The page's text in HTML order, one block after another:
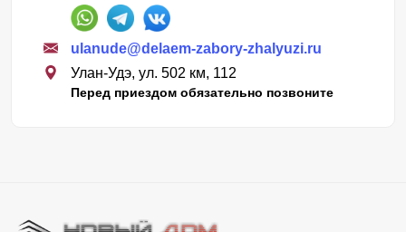
ulanude@delaem-zabory-zhalyuzi.ru
Улан-Удэ, ул. 502 км, 112
Перед приездом обязательно позвоните